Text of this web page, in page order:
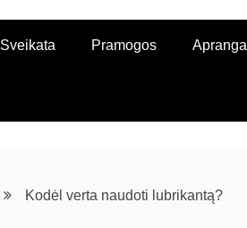
Sveikata Pramogos Apranga
Kodėl verta naudoti lubrikantą?